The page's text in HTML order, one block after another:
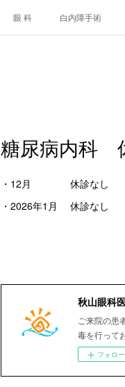
眼 科 白内障手術
糖尿病内科
・12月 休診なし
・2026年1月 休診なし
秋山眼科
ご来院の患
毒を行って
フォロー